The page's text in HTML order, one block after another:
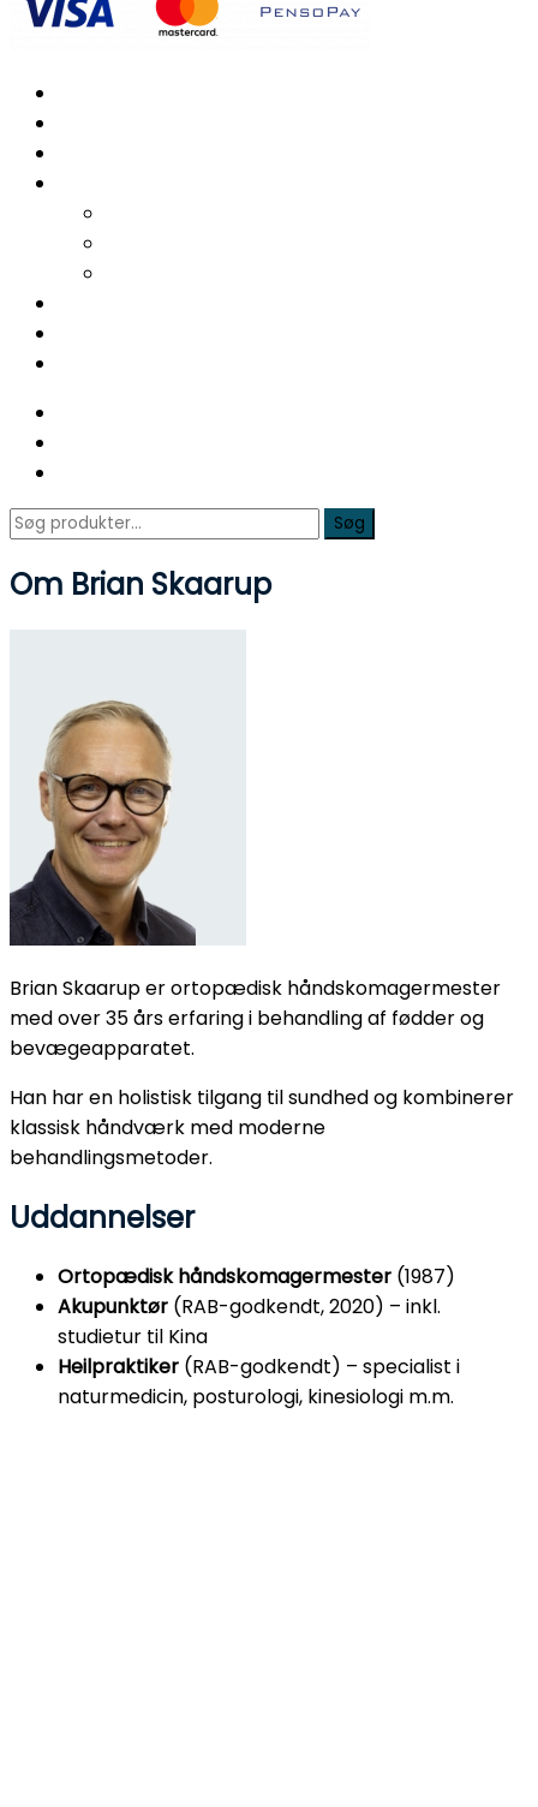
Søg
Søg
Om Brian Skaarup
Brian Skaarup er ortopædisk håndskomagermester
med over 35 års erfaring i behandling af fødder og
bevægeapparatet.
Han har en holistisk tilgang til sundhed og kombinerer
klassisk håndværk med moderne
behandlingsmetoder.
Uddannelser
Ortopædisk håndskomagermester (1987)
Akupunktør (RAB-godkendt, 2020) – inkl.
studietur til Kina
Heilpraktiker (RAB-godkendt) – specialist i
naturmedicin, posturologi, kinesiologi m.m.